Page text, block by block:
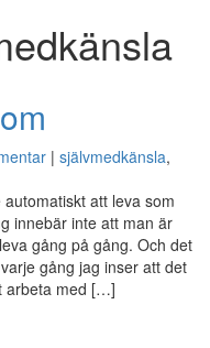
| självmedkänsla,
att leva som
innebär inte att man är
gång på gång. Och det
gång jag inser att det
arbeta med […]